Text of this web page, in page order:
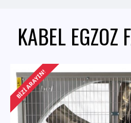
KABEL
BIZI ARAYIN!